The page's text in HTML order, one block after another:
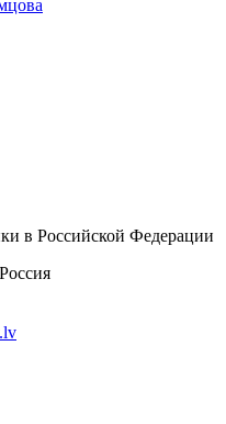
в Российской Федерации